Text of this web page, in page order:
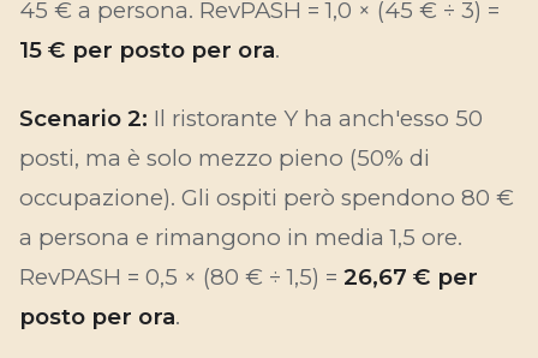
45 € a persona. RevPASH = 1,0 × (45 € ÷ 3) =
15 € per posto per ora.
Scenario 2: Il ristorante Y ha anch'esso 50
posti, ma è solo mezzo pieno (50% di
occupazione). Gli ospiti però spendono 80 €
a persona e rimangono in media 1,5 ore.
RevPASH = 0,5 × (80 € ÷ 1,5) = 26,67 € per
posto per ora.